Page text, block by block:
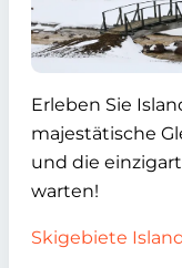
Erleben Sie
majestätische
und die
warten!
Skigebiete